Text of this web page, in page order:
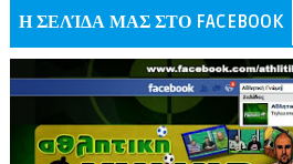
Η ΣΕΛΊΔΑ ΜΑΣ ΣΤΟ FACEBOOK